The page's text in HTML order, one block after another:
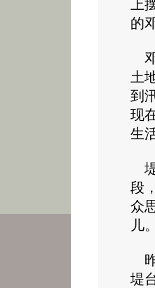
上
的
邓
土
到
现
生
段
众
儿
堤